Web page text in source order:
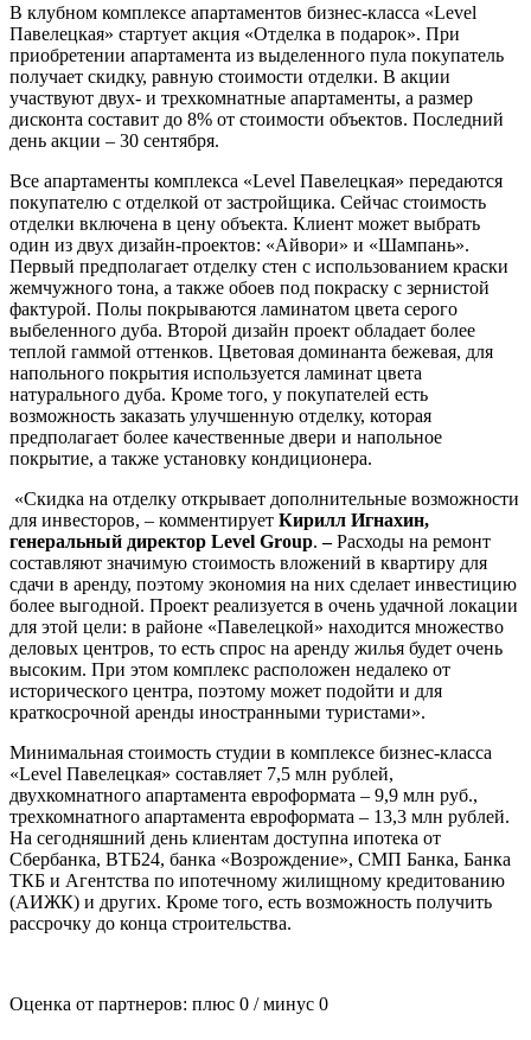
В клубном комплексе апартаментов бизнес-класса «Level
Павелецкая» стартует акция «Отделка в подарок». При
приобретении апартамента из выделенного пула покупатель
получает скидку, равную стоимости отделки. В акции
участвуют двух- и трехкомнатные апартаменты, а размер
дисконта составит до 8% от стоимости объектов. Последний
день акции – 30 сентября.
Все апартаменты комплекса «Level Павелецкая» передаются
покупателю с отделкой от застройщика. Сейчас стоимость
отделки включена в цену объекта. Клиент может выбрать
один из двух дизайн-проектов: «Айвори» и «Шампань».
Первый предполагает отделку стен с использованием краски
жемчужного тона, а также обоев под покраску с зернистой
фактурой. Полы покрываются ламинатом цвета серого
выбеленного дуба. Второй дизайн проект обладает более
теплой гаммой оттенков. Цветовая доминанта бежевая, для
напольного покрытия используется ламинат цвета
натурального дуба. Кроме того, у покупателей есть
возможность заказать улучшенную отделку, которая
предполагает более качественные двери и напольное
покрытие, а также установку кондиционера.
«Скидка на отделку открывает дополнительные возможности
для инвесторов, – комментирует Кирилл Игнахин,
генеральный директор Level Group.–Расходы на ремонт
составляют значимую стоимость вложений в квартиру для
сдачи в аренду, поэтому экономия на них сделает инвестицию
более выгодной. Проект реализуется в очень удачной локации
для этой цели: в районе «Павелецкой» находится множество
деловых центров, то есть спрос на аренду жилья будет очень
высоким. При этом комплекс расположен недалеко от
исторического центра, поэтому может подойти и для
краткосрочной аренды иностранными туристами».
Минимальная стоимость студии в комплексе бизнес-класса
«Level Павелецкая» составляет 7,5 млн рублей,
двухкомнатного апартамента евроформата – 9,9 млн руб.,
трехкомнатного апартамента евроформата – 13,3 млн рублей.
На сегодняшний день клиентам доступна ипотека от
Сбербанка, ВТБ24, банка «Возрождение», СМП Банка, Банка
ТКБ и Агентства по ипотечному жилищному кредитованию
(АИЖК) и других. Кроме того, есть возможность получить
рассрочку до конца строительства.
Оценка от партнеров: плюс 0 / минус 0